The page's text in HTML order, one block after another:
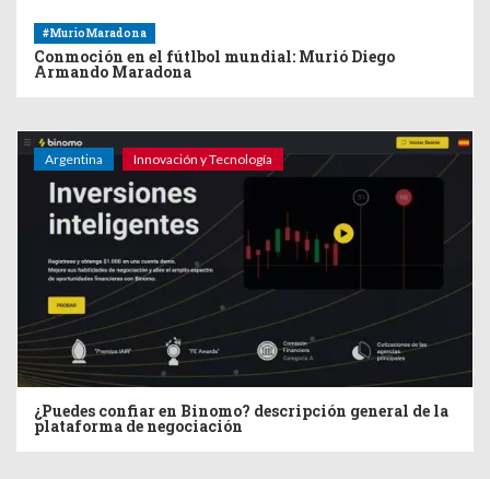
#MurioMaradona
Conmoción en el fútlbol mundial: Murió Diego
Armando Maradona
Argentina Innovación y Tecnología
¿Puedes confiar en Binomo? descripción general de la
plataforma de negociación